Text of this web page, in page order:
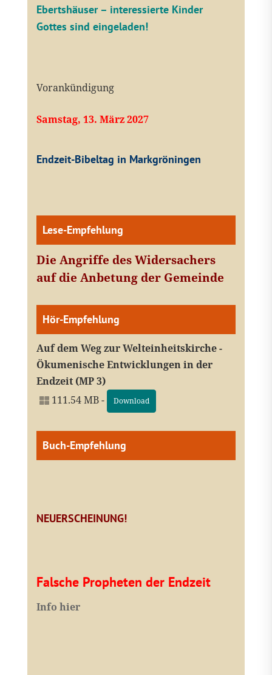
Ebertshäuser – interessierte Kinder
Gottes sind eingeladen!
Vorankündigung
Samstag, 13. März 2027
Endzeit-Bibeltag in Markgröningen
Lese-Empfehlung
Die Angriffe des Widersachers
auf die Anbetung der Gemeinde
Hör-Empfehlung
Auf dem Weg zur Welteinheitskirche -
Ökumenische Entwicklungen in der
Endzeit (MP 3)
111.54 MB -
Download
Buch-Empfehlung
NEUERSCHEINUNG!
Falsche Propheten der Endzeit
Info hier